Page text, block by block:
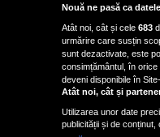
Nouă ne pasă ca
Atât noi, cât și cele 683
urmărire care susțin
sunt dezactivate, este
consimțământul, în orice
deveni disponibile în
Atât noi, cât și
Utilizarea unor date
publicității și de